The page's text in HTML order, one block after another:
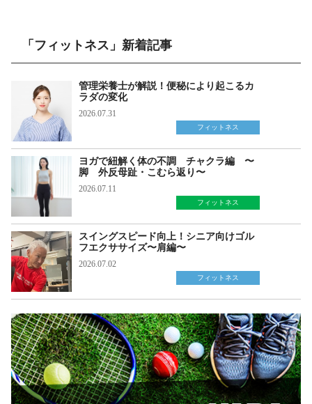
「フィットネス」新着記事
管理栄養士が解説！便秘により起こるカ
ラダの変化
2026.07.31
フィットネス
ヨガで紐解く体の不調 チャクラ編 〜
脚 外反母趾・こむら返り〜
2026.07.11
フィットネス
スイングスピード向上！シニア向けゴル
フエクササイズ〜肩編〜
2026.07.02
フィットネス